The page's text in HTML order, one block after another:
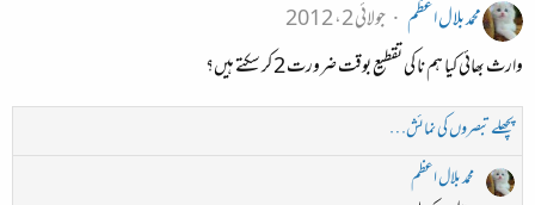
محمد بلال اعظم
جولائی 2، 2012
وارث بھائی کیا ہم نا کی تقطیع بوقت ضرورت 2 کر سکتے ہیں؟
پچھلے تبصروں کی نمائش…
محمد بلال اعظم